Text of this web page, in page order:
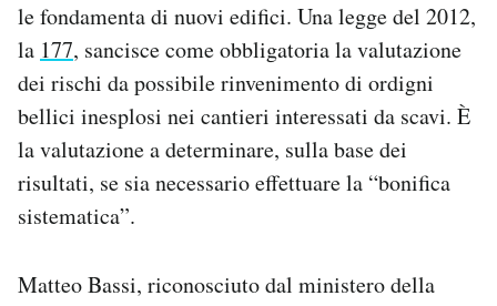
le fondamenta di nuovi edifici. Una legge del 2012,
la 177, sancisce come obbligatoria la valutazione
dei rischi da possibile rinvenimento di ordigni
bellici inesplosi nei cantieri interessati da scavi. È
la valutazione a determinare, sulla base dei
risultati, se sia necessario effettuare la “bonifica
sistematica”.
Matteo Bassi, riconosciuto dal ministero della